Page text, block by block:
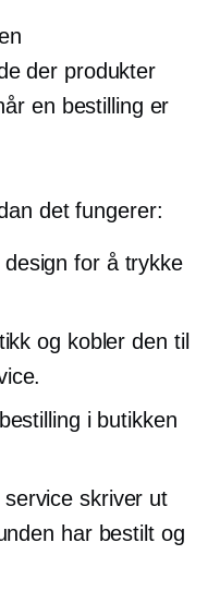
der produkter
en bestilling er
det fungerer:
for å trykke
og kobler den til
i butikken
service skriver ut
har bestilt og